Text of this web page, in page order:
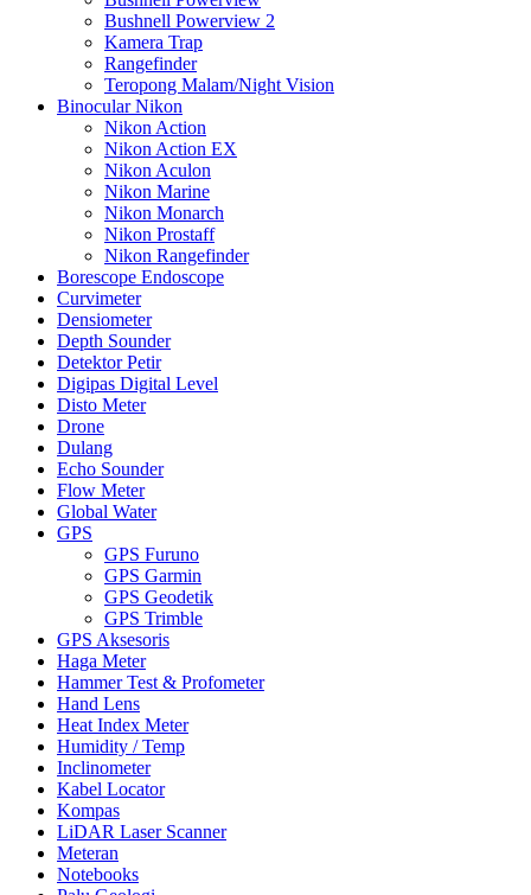
Bushnell Powerview 2
Kamera Trap
Rangefinder
Teropong Malam/Night Vision
Binocular Nikon
Nikon Action
Nikon Action EX
Nikon Aculon
Nikon Marine
Nikon Monarch
Nikon Prostaff
Nikon Rangefinder
Borescope Endoscope
Curvimeter
Densiometer
Depth Sounder
Detektor Petir
Digipas Digital Level
Disto Meter
Drone
Dulang
Echo Sounder
Flow Meter
Global Water
GPS
GPS Furuno
GPS Garmin
GPS Geodetik
GPS Trimble
GPS Aksesoris
Haga Meter
Hammer Test & Profometer
Hand Lens
Heat Index Meter
Humidity / Temp
Inclinometer
Kabel Locator
Kompas
LiDAR Laser Scanner
Meteran
Notebooks